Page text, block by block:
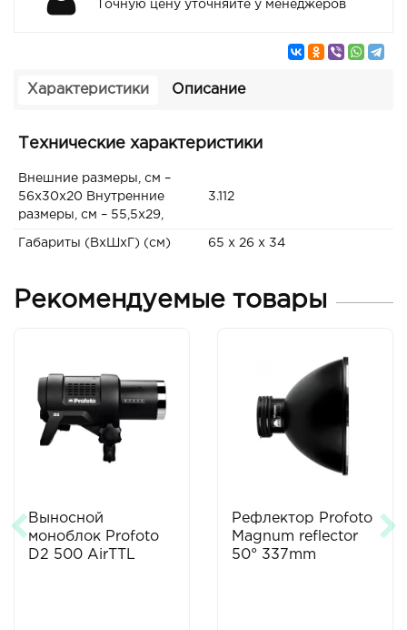
Точную цену уточняйте у менеджеров
Характеристики Описание
Технические характеристики
Внешние размеры, см –
56х30х20 Внутренние
размеры, см – 55,5х29,
3.112
Габариты (ВxШxГ) (см) 65 x 26 x 34
Рекомендуемые товары
Выносной
моноблок Profoto
D2 500 AirTTL
Рефлектор Profoto
Magnum reflector
50° 337mm